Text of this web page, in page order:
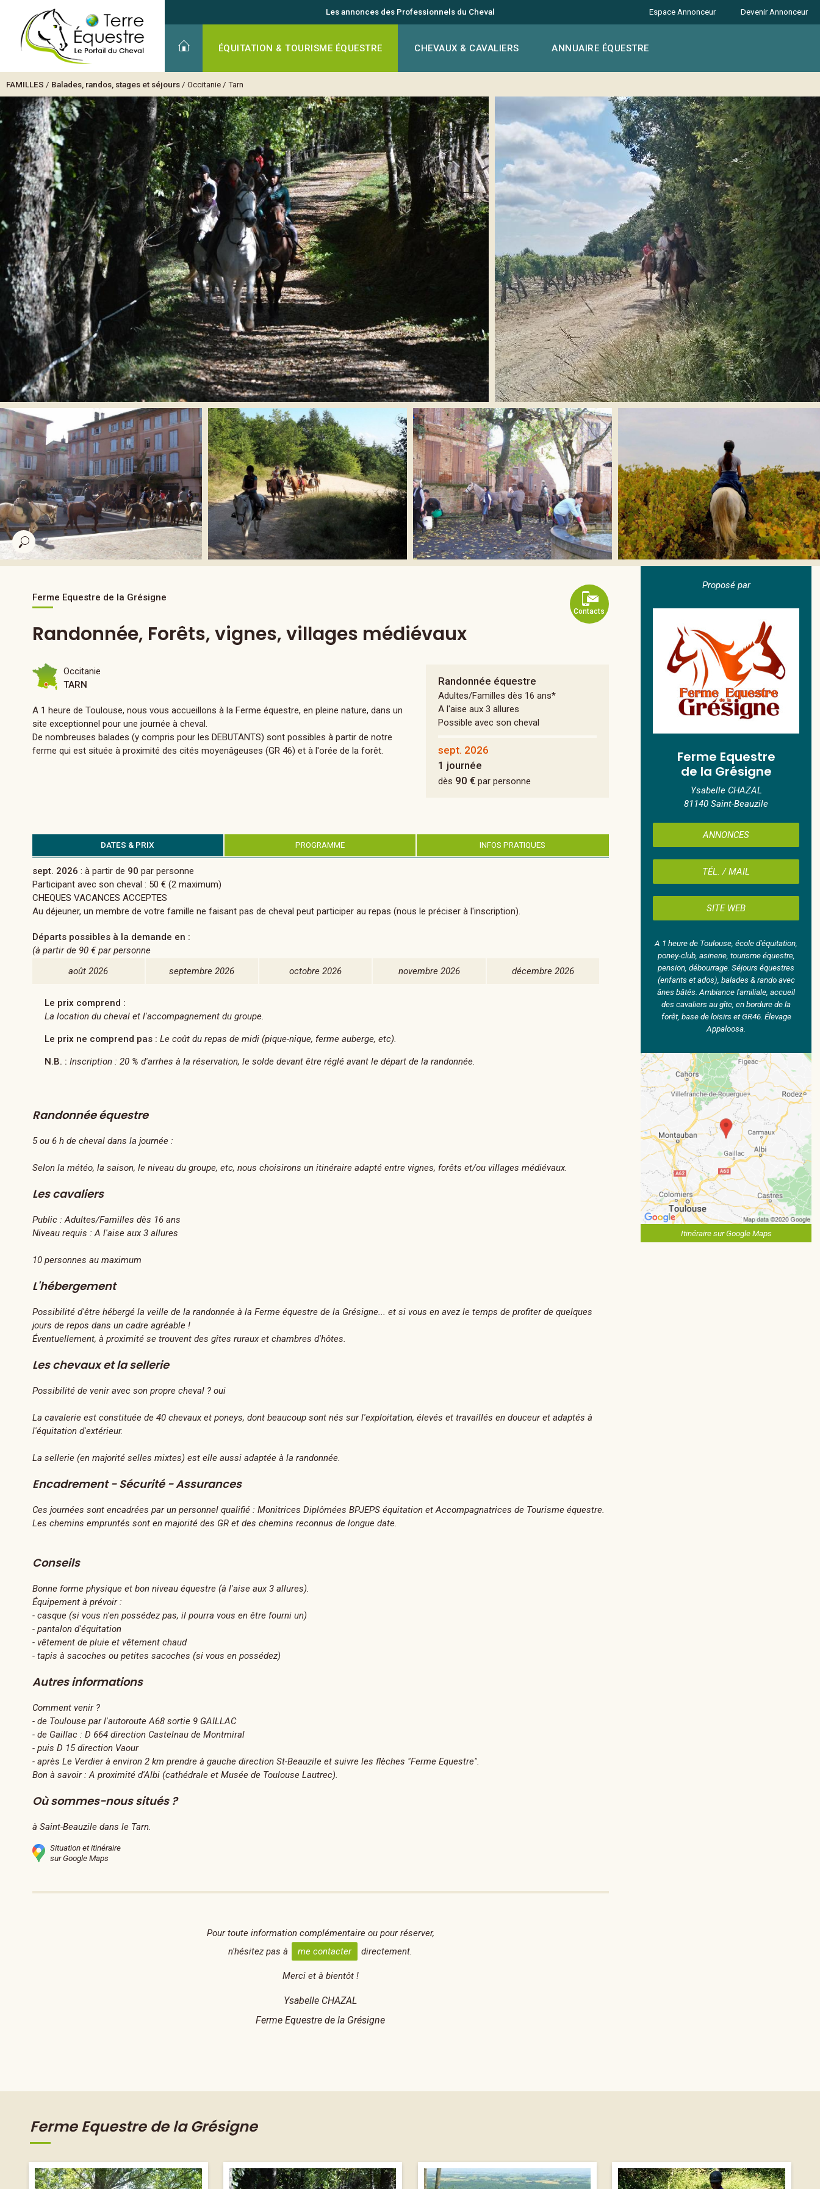
Les annonces des Professionnels du Cheval
ÉQUITATION & TOURISME ÉQUESTRE CHEVAUX & CAVALIERS ANNUAIRE ÉQUESTRE
Espace Annonceur Devenir Annonceur
FAMILLES / Balades, randos, stages et séjours / Occitanie / Tarn
Contacts
Ferme Equestre de la Grésigne
Randonnée, Forêts, vignes, villages médiévaux
Randonnée équestre
Adultes/Familles dès 16 ans*
A l'aise aux 3 allures
Possible avec son cheval
sept. 2026
1 journée
dès 90 €par personne
Occitanie
TARN
A 1 heure de Toulouse, nous vous accueillons à la Ferme équestre, en pleine nature, dans un
site exceptionnel pour une journée à cheval.
De nombreuses balades (y compris pour les DEBUTANTS) sont possibles à partir de notre
ferme qui est située à proximité des cités moyenâgeuses (GR 46) et à l'orée de la forêt.
DATES & PRIX PROGRAMME INFOS PRATIQUES
sept. 2026 : à partir de 90 par personne
Participant avec son cheval : 50 € (2 maximum)
CHEQUES VACANCES ACCEPTES
Au déjeuner, un membre de votre famille ne faisant pas de cheval peut participer au repas (nous le préciser à l'inscription).
Départs possibles à la demande en :
(à partir de 90 €par personne
août 2026
septembre 2026 octobre 2026 novembre 2026 décembre 2026
Le prix comprend :
La location du cheval et l'accompagnement du groupe.
Le prix ne comprend pas : Le coût du repas de midi (pique-nique, ferme auberge, etc).
N.B. : Inscription : 20 % d'arrhes à la réservation, le solde devant être réglé avant le départ de la randonnée.
Randonnée équestre
5 ou 6 h de cheval dans la journée :
Selon la météo, la saison, le niveau du groupe, etc, nous choisirons un itinéraire adapté entre vignes, forêts et/ou villages médiévaux.
Les cavaliers
Public : Adultes/Familles dès 16 ans
Niveau requis : A l'aise aux 3 allures
10 personnes au maximum
L'hébergement
Possibilité d'être hébergé la veille de la randonnée à la Ferme équestre de la Grésigne... et si vous en avez le temps de profiter de quelques
jours de repos dans un cadre agréable !
Éventuellement, à proximité se trouvent des gîtes ruraux et chambres d'hôtes.
Les chevaux et la sellerie
Possibilité de venir avec son propre cheval ? oui
La cavalerie est constituée de 40 chevaux et poneys, dont beaucoup sont nés sur l'exploitation, élevés et travaillés en douceur et adaptés à
l'équitation d'extérieur.
La sellerie (en majorité selles mixtes) est elle aussi adaptée à la randonnée.
Encadrement - Sécurité - Assurances
Ces journées sont encadrées par un personnel qualifié : Monitrices Diplômées BPJEPS équitation et Accompagnatrices de Tourisme équestre.
Les chemins empruntés sont en majorité des GR et des chemins reconnus de longue date.
Conseils
Bonne forme physique et bon niveau équestre (à l'aise aux 3 allures).
Équipement à prévoir :
- casque (si vous n'en possédez pas, il pourra vous en être fourni un)
- pantalon d'équitation
- vêtement de pluie et vêtement chaud
- tapis à sacoches ou petites sacoches (si vous en possédez)
Autres informations
Comment venir ?
- de Toulouse par l'autoroute A68 sortie 9 GAILLAC
- de Gaillac : D 664 direction Castelnau de Montmiral
- puis D 15 direction Vaour
- après Le Verdier à environ 2 km prendre à gauche direction St-Beauzile et suivre les flèches "Ferme Equestre".
Bon à savoir : A proximité d'Albi (cathédrale et Musée de Toulouse Lautrec).
Où sommes-nous situés ?
à Saint-Beauzile dans le Tarn.
Situation et itinéraire
sur Google Maps
Pour toute information complémentaire ou pour réserver,
n'hésitez pas à
me contacter directement.
Merci et à bientôt !
Ysabelle CHAZAL
Ferme Equestre de la Grésigne
Proposé par
Ferme Equestre
de la Grésigne
Ysabelle CHAZAL
81140 Saint-Beauzile
ANNONCES
TÉL. / MAIL
SITE WEB
A 1 heure de Toulouse, école d'équitation,
poney-club, asinerie, tourisme équestre,
pension, débourrage. Séjours équestres
(enfants et ados), balades & rando avec
ânes bâtés. Ambiance familiale, accueil
des cavaliers au gîte, en bordure de la
forêt, base de loisirs et GR46. Élevage
Appaloosa.
Itinéraire sur Google Maps
Ferme Equestre de la Grésigne